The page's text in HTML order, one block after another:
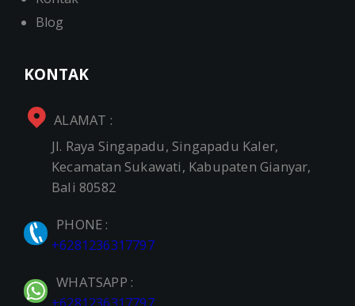
Blog
KONTAK
ALAMAT :
Jl. Raya Singapadu, Singapadu Kaler,
Kecamatan Sukawati, Kabupaten Gianyar,
Bali 80582
PHONE :
+6281236317797
WHATSAPP :